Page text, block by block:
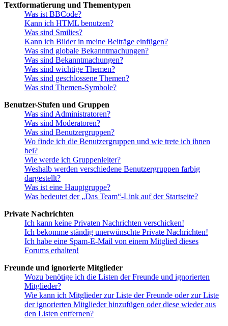
Textformatierung und Thementypen
Was ist BBCode?
Kann ich HTML benutzen?
Was sind Smilies?
Kann ich Bilder in meine Beiträge einfügen?
Was sind globale Bekanntmachungen?
Was sind Bekanntmachungen?
Was sind wichtige Themen?
Was sind geschlossene Themen?
Was sind Themen-Symbole?
Benutzer-Stufen und Gruppen
Was sind Administratoren?
Was sind Moderatoren?
Was sind Benutzergruppen?
Wo finde ich die Benutzergruppen und wie trete ich ihnen
bei?
Wie werde ich Gruppenleiter?
Weshalb werden verschiedene Benutzergruppen farbig
dargestellt?
Was ist eine Hauptgruppe?
Was bedeutet der „Das Team“-Link auf der Startseite?
Private Nachrichten
Ich kann keine Privaten Nachrichten verschicken!
Ich bekomme ständig unerwünschte Private Nachrichten!
Ich habe eine Spam-E-Mail von einem Mitglied dieses
Forums erhalten!
Freunde und ignorierte Mitglieder
Wozu benötige ich die Listen der Freunde und ignorierten
Mitglieder?
Wie kann ich Mitglieder zur Liste der Freunde oder zur Liste
der ignorierten Mitglieder hinzufügen oder diese wieder aus
den Listen entfernen?